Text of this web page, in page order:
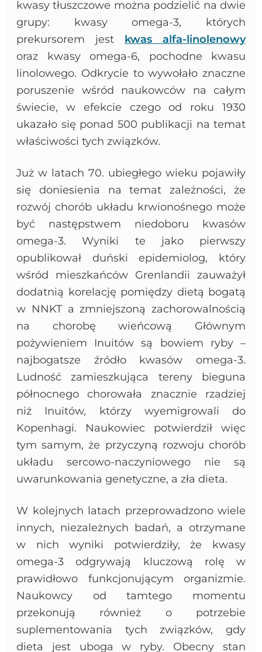
kwasy tłuszczowe można podzielić na dwie
grupy: kwasy omega-3, których
prekursorem jest kwas alfa-linolenowy
oraz kwasy omega-6, pochodne kwasu
linolowego. Odkrycie to wywołało znaczne
poruszenie wśród naukowców na całym
świecie, w efekcie czego od roku 1930
ukazało się ponad 500 publikacji na temat
właściwości tych związków.
Już w latach 70. ubiegłego wieku pojawiły
się doniesienia na temat zależności, że
rozwój chorób układu krwionośnego może
być następstwem niedoboru kwasów
omega-3. Wyniki te jako pierwszy
opublikował duński epidemiolog, który
wśród mieszkańców Grenlandii zauważył
dodatnią korelację pomiędzy dietą bogatą
w NNKT a zmniejszoną zachorowalnością
na chorobę wieńcową Głównym
pożywieniem Inuitów są bowiem ryby –
najbogatsze źródło kwasów omega-3.
Ludność zamieszkująca tereny bieguna
północnego chorowała znacznie rzadziej
niż Inuitów, którzy wyemigrowali do
Kopenhagi. Naukowiec potwierdził więc
tym samym, że przyczyną rozwoju chorób
układu sercowo-naczyniowego nie są
uwarunkowania genetyczne, a zła dieta.
W kolejnych latach przeprowadzono wiele
innych, niezależnych badań, a otrzymane
w nich wyniki potwierdziły, że kwasy
omega-3 odgrywają kluczową rolę w
prawidłowo funkcjonującym organizmie.
Naukowcy od tamtego momentu
przekonują również o potrzebie
suplementowania tych związków, gdy
dieta jest uboga w ryby. Obecny stan